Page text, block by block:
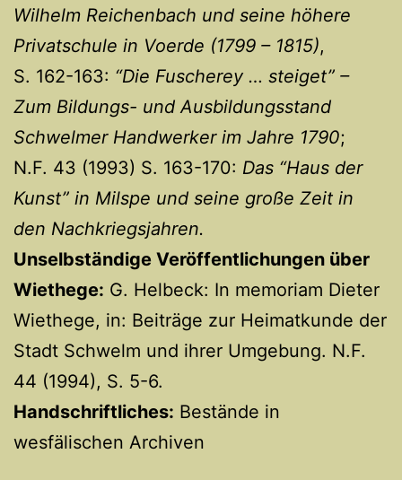
Wilhelm Reichenbach und seine höhere
Privatschule in Voerde (1799 – 1815),
S. 162-163: “Die Fuscherey … steiget” –
Zum Bildungs- und Ausbildungsstand
Schwelmer Handwerker im Jahre 1790;
N.F. 43 (1993) S. 163-170: Das “Haus der
Kunst” in Milspe und seine große Zeit in
den Nachkriegsjahren.
Unselbständige Veröffentlichungen über
Wiethege: G. Helbeck: In memoriam Dieter
Wiethege, in: Beiträge zur Heimatkunde der
Stadt Schwelm und ihrer Umgebung. N.F.
44 (1994), S. 5-6.
Handschriftliches: Bestände in
wesfälischen Archiven